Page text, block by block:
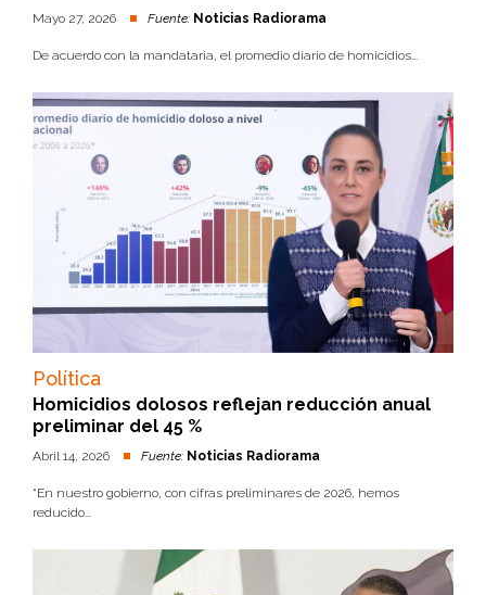
Mayo 27, 2026 Fuente: Noticias Radiorama
De acuerdo con la mandataria, el promedio diario de homicidios...
Política
Homicidios dolosos reflejan reducción anual
preliminar del 45 %
Abril 14, 2026 Fuente: Noticias Radiorama
“En nuestro gobierno, con cifras preliminares de 2026, hemos
reducido...